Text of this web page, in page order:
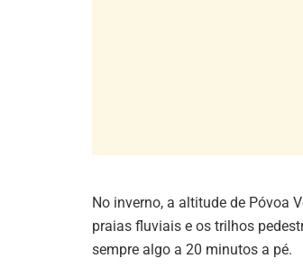
praias fluviais e os trilhos
As tradições